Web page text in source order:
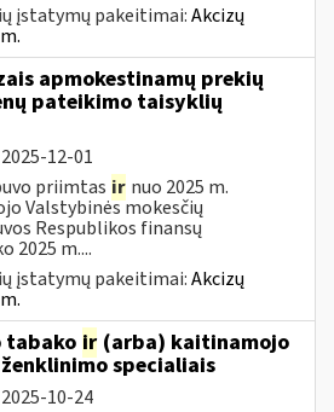
įstatymų pakeitimai:Akcizų
apmokestinamų prekių
pateikimo taisyklių
2025-12-01
priimtas ir nuo 2025 m.
Valstybinės mokesčių
Respublikos finansų
2025 m....
įstatymų pakeitimai:Akcizų
tabako ir (arba) kaitinamojo
specialiais
2025-10-24